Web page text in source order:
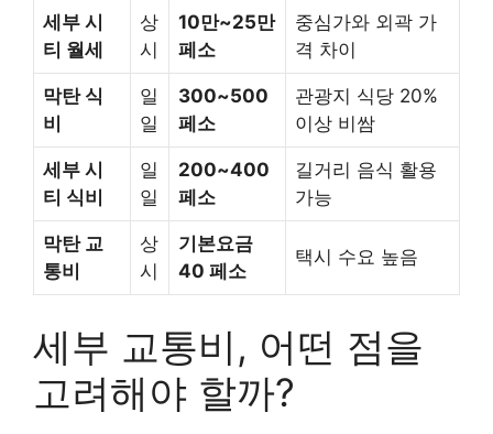
세부 시
티 월세
상
시
10만~25만
페소
중심가와 외곽 가
격 차이
막탄 식
비
일
일
300~500
페소
관광지 식당 20%
이상 비쌈
세부 시
티 식비
일
일
200~400
페소
길거리 음식 활용
가능
막탄 교
통비
상
시
기본요금
40 페소
택시 수요 높음
세부 교통비, 어떤 점을
고려해야 할까?